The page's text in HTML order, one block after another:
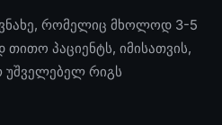
რომელიც მხოლოდ 3-5
პაციენტს, იმისათვის,
უშველებელ რიგს